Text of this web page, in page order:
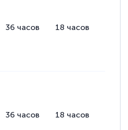
36 часов 18 часов
36 часов 18 часов